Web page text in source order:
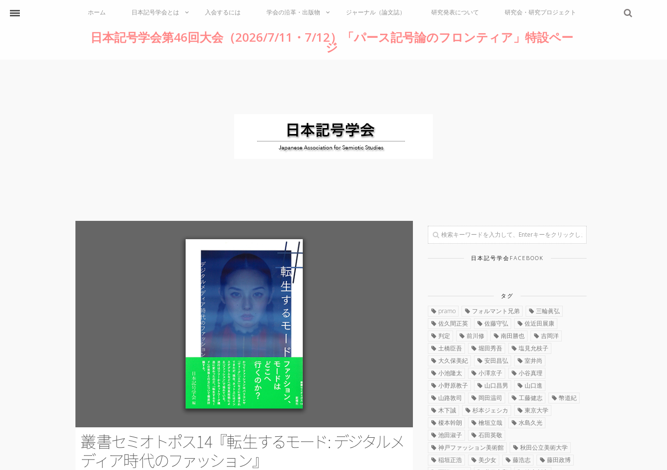
ホーム 日本記号学会とは 入会するには 学会の沿革・出版物 ジャーナル（論文誌） 研究発表について 研究会・研究プロジェクト
日本記号学会第46回大会（2026/7/11・7/12）「パース記号論のフロンティア」特設ペー
ジ
叢書セミオトポス 14『転生するモード: デジタ ルメ
ディ ア時代のフ ァ ッショ ン 』
日本記号学会FACEBOOK
タグ
pramo フォルマント兄弟
三輪眞弘
佐久間正英
佐藤守弘
佐近田展康
判定
前川修 南田勝也
吉岡洋
土橋臣吾
堀田秀吾
塩見允枝子
大久保美紀
安田昌弘
室井尚
小池隆太
小澤京子
小谷真理
小野原教子
山口昌男
山口進
山路敦司
岡田温司 工藤健志
幣道紀
木下誠
杉本ジェシカ
東京大学
榎本幹朗
檜垣立哉
水島久光
池田淑子
石田英敬
神戸ファッション美術館
秋田公立美術大学
稲垣正浩
美少女 藤浩志
藤田政博